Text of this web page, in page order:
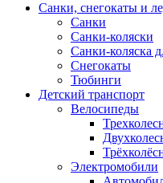
Санки, снегокаты и
Санки
Санки-коляски
Санки-коляска
Снегокаты
Тюбинги
Детский транспорт
Велосипеды
Электромобили